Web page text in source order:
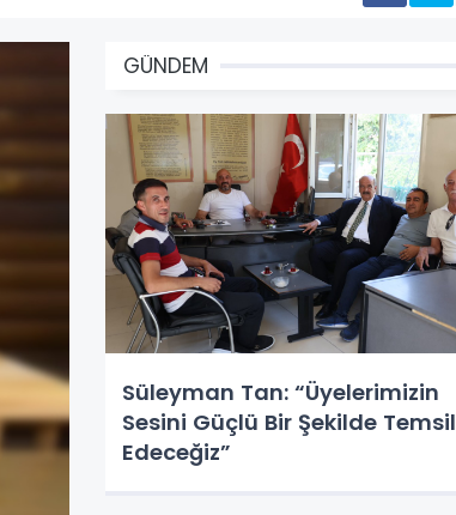
GÜNDEM
Süleyman Tan: “Üyelerimizin
Sesini Güçlü Bir Şekilde Temsil
Edeceğiz”